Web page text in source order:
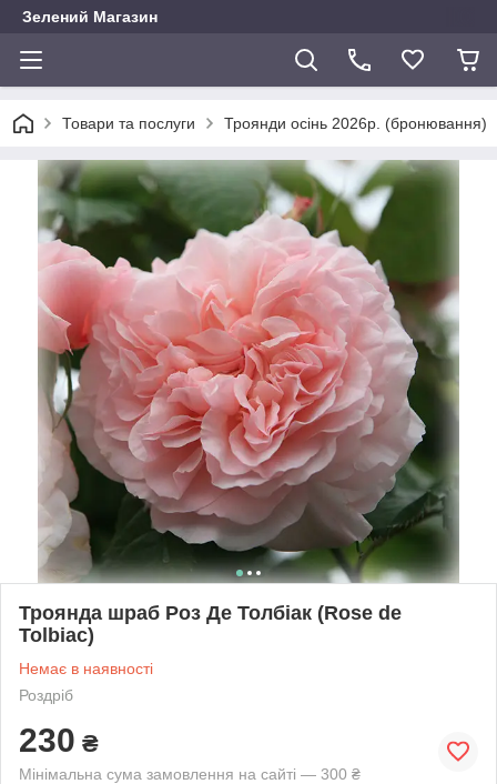
Зелений Магазин
Товари та послуги Троянди осінь 2026р. (бронювання)
Троянда шраб Роз Де Толбіак (Rose de
Tolbiac)
Немає в наявності
Роздріб
230 ₴
Мінімальна сума замовлення на сайті — 300 ₴